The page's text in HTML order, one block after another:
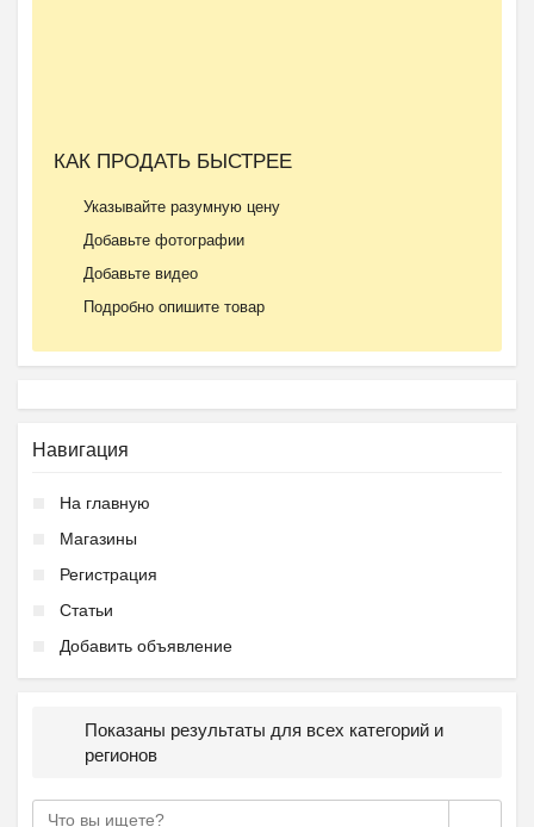
КАК ПРОДАТЬ БЫСТРЕЕ
Указывайте разумную цену
Добавьте фотографии
Добавьте видео
Подробно опишите товар
Навигация
На главную
Магазины
Регистрация
Статьи
Добавить объявление
Показаны результаты для всех категорий и
регионов